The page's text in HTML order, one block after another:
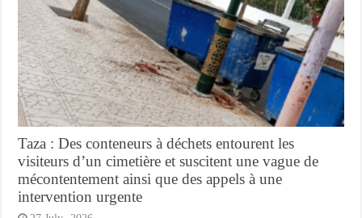
Taza : Des conteneurs à déchets entourent les
visiteurs d’un cimetière et suscitent une vague de
mécontentement ainsi que des appels à une
intervention urgente